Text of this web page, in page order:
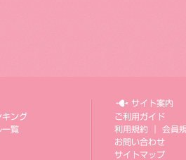
キング
一覧
サイト案内
ご利用ガイド
利用規約
会員
お問い合わせ
サイトマップ